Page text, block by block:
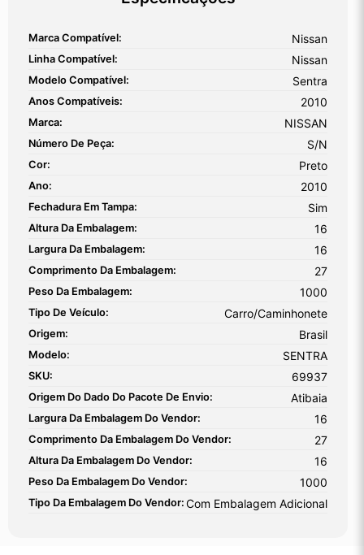
Marca Compatível: Nissan
Linha Compatível: Nissan
Modelo Compatível: Sentra
Anos Compatíveis: 2010
Marca: NISSAN
Número De Peça: S/N
Cor: Preto
Ano: 2010
Fechadura Em Tampa: Sim
Altura Da Embalagem: 16
Largura Da Embalagem: 16
Comprimento Da Embalagem: 27
Peso Da Embalagem: 1000
Tipo De Veículo: Carro/Caminhonete
Origem: Brasil
Modelo: SENTRA
SKU: 69937
Origem Do Dado Do Pacote De Envio: Atibaia
Largura Da Embalagem Do Vendor: 16
Comprimento Da Embalagem Do Vendor: 27
Altura Da Embalagem Do Vendor: 16
Peso Da Embalagem Do Vendor: 1000
Tipo Da Embalagem Do Vendor: Com Embalagem Adicional